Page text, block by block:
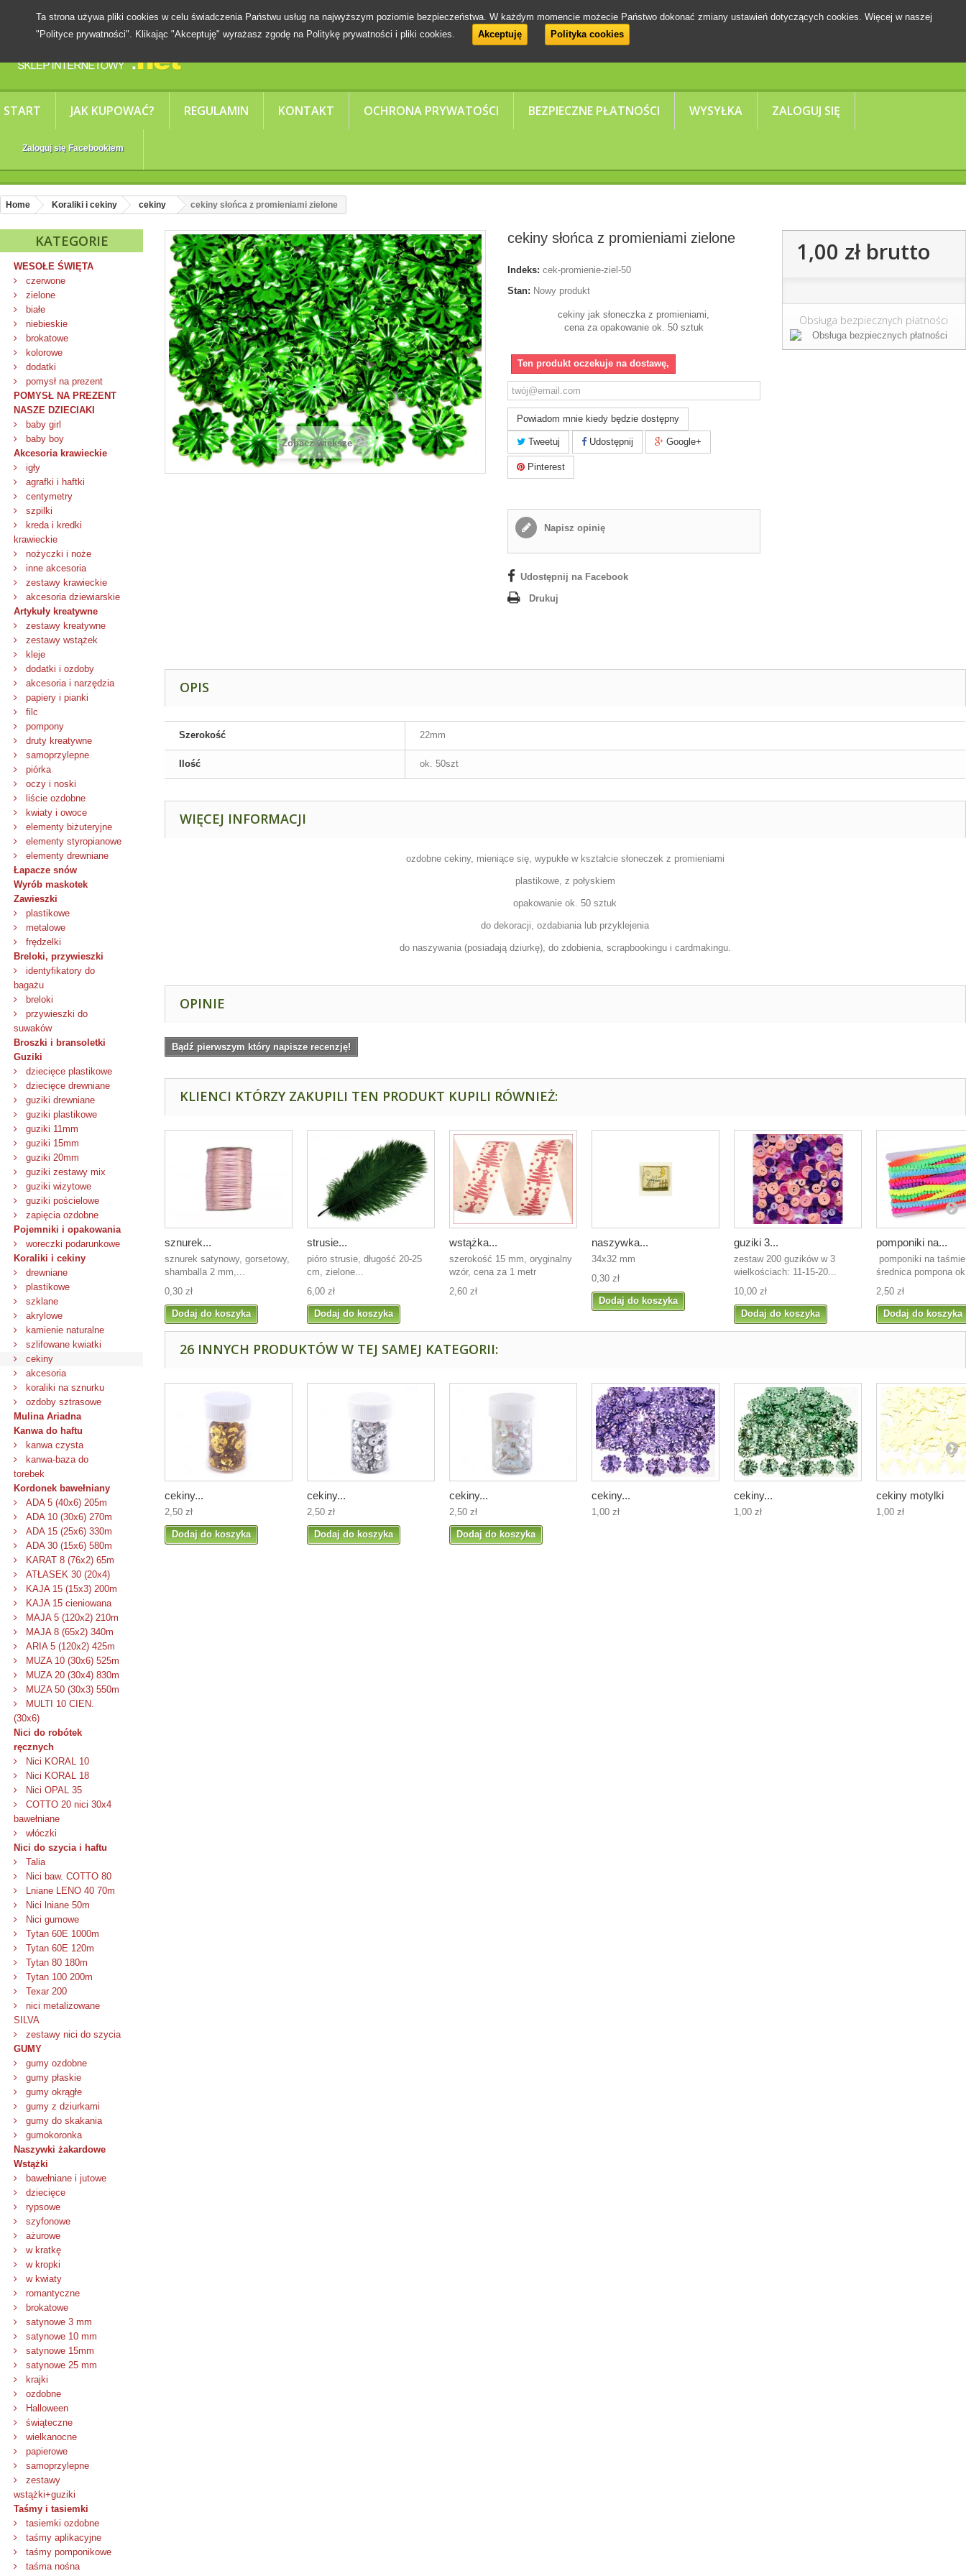
START JAK KUPOWAĆ? REGULAMIN KONTAKT OCHRONA PRYWATOŚCI BEZPIECZNE PŁATNOŚCI WYSYŁKA ZALOGUJ SIĘ
Zaloguj się Facebookiem
Ta strona używa pliki cookies w celu świadczenia Państwu usług na najwyższym poziomie bezpieczeństwa. W każdym momencie możecie Państwo dokonać zmiany ustawień dotyczących cookies. Więcej w naszej
"Polityce prywatności". Klikając "Akceptuję" wyrażasz zgodę na Politykę prywatności i pliki cookies.
Akceptuję Polityka cookies
Home Koraliki i cekiny cekiny cekiny słońca z promieniami zielone
KATEGORIE
WESOŁE ŚWIĘTA
czerwone
zielone
białe
niebieskie
brokatowe
kolorowe
dodatki
pomysł na prezent
POMYSŁ NA PREZENT
NASZE DZIECIAKI
baby girl
baby boy
Akcesoria krawieckie
igły
agrafki i haftki
centymetry
szpilki
kreda i kredki
krawieckie
nożyczki i noże
inne akcesoria
zestawy krawieckie
akcesoria dziewiarskie
Artykuły kreatywne
zestawy kreatywne
zestawy wstążek
kleje
dodatki i ozdoby
akcesoria i narzędzia
papiery i pianki
filc
pompony
druty kreatywne
samoprzylepne
piórka
oczy i noski
liście ozdobne
kwiaty i owoce
elementy biżuteryjne
elementy styropianowe
elementy drewniane
Łapacze snów
Wyrób maskotek
Zawieszki
plastikowe
metalowe
frędzelki
Breloki, przywieszki
identyfikatory do
bagażu
breloki
przywieszki do
suwaków
Broszki i bransoletki
Guziki
dziecięce plastikowe
dziecięce drewniane
guziki drewniane
guziki plastikowe
guziki 11mm
guziki 15mm
guziki 20mm
guziki zestawy mix
guziki wizytowe
guziki pościelowe
zapięcia ozdobne
Pojemniki i opakowania
woreczki podarunkowe
Koraliki i cekiny
drewniane
plastikowe
szklane
akrylowe
kamienie naturalne
szlifowane kwiatki
cekiny
akcesoria
koraliki na sznurku
ozdoby sztrasowe
Mulina Ariadna
Kanwa do haftu
kanwa czysta
kanwa-baza do
torebek
Kordonek bawełniany
ADA 5 (40x6) 205m
ADA 10 (30x6) 270m
ADA 15 (25x6) 330m
ADA 30 (15x6) 580m
KARAT 8 (76x2) 65m
ATŁASEK 30 (20x4)
KAJA 15 (15x3) 200m
KAJA 15 cieniowana
MAJA 5 (120x2) 210m
MAJA 8 (65x2) 340m
ARIA 5 (120x2) 425m
MUZA 10 (30x6) 525m
MUZA 20 (30x4) 830m
MUZA 50 (30x3) 550m
MULTI 10 CIEN.
(30x6)
Nici do robótek
ręcznych
Nici KORAL 10
Nici KORAL 18
Nici OPAL 35
COTTO 20 nici 30x4
bawełniane
włóczki
Nici do szycia i haftu
Talia
Nici baw. COTTO 80
Lniane LENO 40 70m
Nici lniane 50m
Nici gumowe
Tytan 60E 1000m
Tytan 60E 120m
Tytan 80 180m
Tytan 100 200m
Texar 200
nici metalizowane
SILVA
zestawy nici do szycia
GUMY
gumy ozdobne
gumy płaskie
gumy okrągłe
gumy z dziurkami
gumy do skakania
gumokoronka
Naszywki żakardowe
Wstążki
bawełniane i jutowe
dziecięce
rypsowe
szyfonowe
ażurowe
w kratkę
w kropki
w kwiaty
romantyczne
brokatowe
satynowe 3 mm
satynowe 10 mm
satynowe 15mm
satynowe 25 mm
krajki
ozdobne
Halloween
świąteczne
wielkanocne
papierowe
samoprzylepne
zestawy
wstążki+guziki
Taśmy i tasiemki
tasiemki ozdobne
taśmy aplikacyjne
taśmy pomponikowe
taśma nośna
Zobacz większe
cekiny słońca z promieniami zielone
Indeks: cek-promienie-ziel-50
Stan: Nowy produkt
cekiny jak słoneczka z promieniami,
cena za opakowanie ok. 50 sztuk
Ten produkt oczekuje na dostawę,
Powiadom mnie kiedy będzie dostępny
Tweetuj Udostępnij Google+
Pinterest
Napisz opinię
Udostępnij na Facebook
Drukuj
1,00 złbrutto
Obsługa bezpiecznych płatności
OPIS
Szerokość 22mm
Ilość ok. 50szt
WIĘCEJ INFORMACJI
ozdobne cekiny, mieniące się, wypukłew kształcie słoneczek z promieniami
plastikowe, z połyskiem
opakowanie ok. 50 sztuk
do dekoracji, ozdabiania lub przyklejenia
do naszywania (posiadają dziurkę), do zdobienia, scrapbookingu i cardmakingu.
OPINIE
Bądź pierwszym który napisze recenzję!
KLIENCI KTÓRZY ZAKUPILI TEN PRODUKT KUPILI RÓWNIEŻ:
sznurek...
sznurek satynowy, gorsetowy,
shamballa 2 mm,...
0,30 zł
Dodaj do koszyka
strusie...
pióro strusie, długość 20-25
cm, zielone...
6,00 zł
Dodaj do koszyka
wstążka...
szerokość 15 mm, oryginalny
wzór, cena za 1 metr
2,60 zł
naszywka...
34x32 mm
0,30 zł
Dodaj do koszyka
guziki 3...
zestaw 200 guzików w 3
wielkościach: 11-15-20...
10,00 zł
Dodaj do koszyka
pomponiki na...
pomponiki na
średnica pompona
2,50 zł
Dodaj do koszyka
26 INNYCH PRODUKTÓW W TEJ SAMEJ KATEGORII:
cekiny...
2,50 zł
Dodaj do koszyka
cekiny...
2,50 zł
Dodaj do koszyka
cekiny...
2,50 zł
Dodaj do koszyka
cekiny...
1,00 zł
cekiny...
1,00 zł
cekiny motylki
1,00 zł